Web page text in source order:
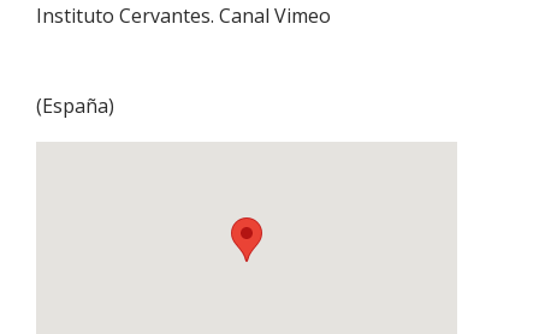
Instituto Cervantes. Canal Vimeo
(España)